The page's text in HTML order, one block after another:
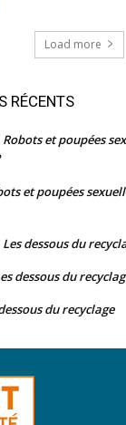
Load more
RÉCENTS
Robots et poupées
et poupées
Les dessous du
dessous du
du recyclage